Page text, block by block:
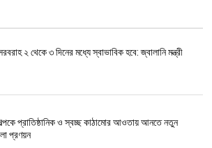
২ থেকে ৩ দিনের মধ্যে স্বাভাবিক হবে: জ্বালানি মন্ত্রী
প্রাতিষ্ঠানিক ও স্বচ্ছ কাঠামোর আওতায় আনতে নতুন
প্রণয়ন